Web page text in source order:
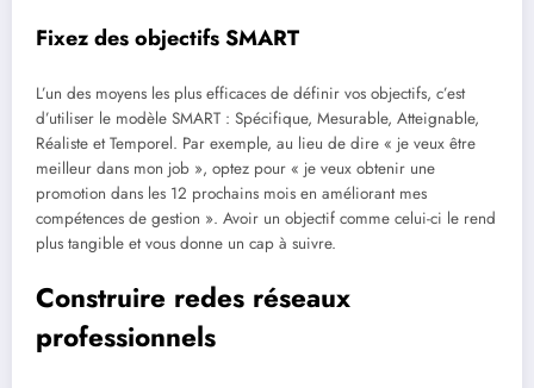
Fixez des objectifs SMART
L’un des moyens les plus efficaces de définir vos objectifs, c’est
d’utiliser le modèle SMART : Spécifique, Mesurable, Atteignable,
Réaliste et Temporel. Par exemple, au lieu de dire « je veux être
meilleur dans mon job », optez pour « je veux obtenir une
promotion dans les 12 prochains mois en améliorant mes
compétences de gestion ». Avoir un objectif comme celui-ci le rend
plus tangible et vous donne un cap à suivre.
Construire redes réseaux
professionnels